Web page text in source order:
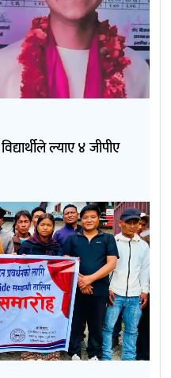
ल्याए ४ जीपीए